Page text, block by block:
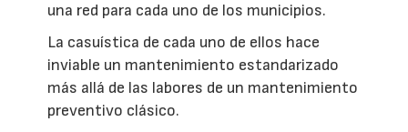
una red para cada uno de los municipios.
La casuística de cada uno de ellos hace
inviable un mantenimiento estandarizado
más allá de las labores de un mantenimiento
preventivo clásico.